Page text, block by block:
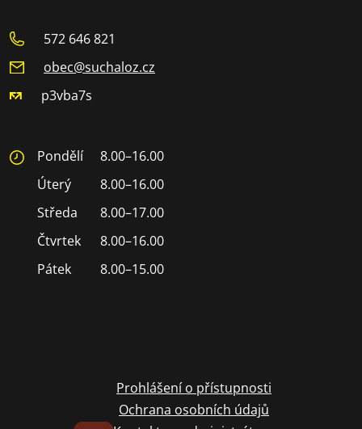
572 646 821
obec@suchaloz.cz
p3vba7s
Pondělí
8.00–16.00
Úterý
8.00–16.00
Středa
8.00–17.00
Čtvrtek
8.00–16.00
Pátek
8.00–15.00
Prohlášení o přístupnosti
Ochrana osobních údajů